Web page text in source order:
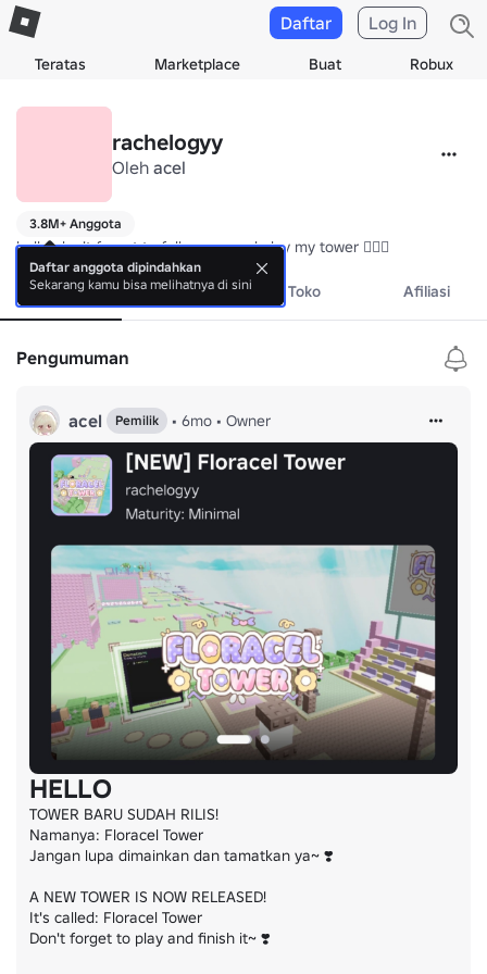
Teratas Marketplace Buat Robux
Daftar Log In
rachelogyy
Oleh acel
3.8M+ Anggota
hello! don't forget to follow me and play my tower 🏋‍♀️💗
Tentang Acara Toko Afiliasi
Pengumuman
acel Pemilik • 6mo • Owner
HELLO
TOWER BARU SUDAH RILIS!
Namanya: Floracel Tower
Jangan lupa dimainkan dan tamatkan ya~ ❣️
A NEW TOWER IS NOW RELEASED!
It's called: Floracel Tower
Don't forget to play and finish it~ ❣️
Daftar anggota dipindahkan
Sekarang kamu bisa melihatnya di sini